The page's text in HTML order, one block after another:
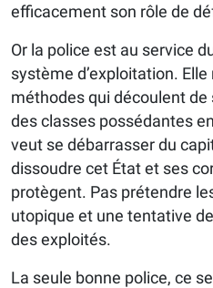
efficacement son rôle de
Or la police est au service
système d’exploitation.
méthodes qui découlent
des classes possédantes
veut se débarrasser du
dissoudre cet État et ses
protègent. Pas prétendre
utopique et une tentative
des exploités.
La seule bonne police, ce